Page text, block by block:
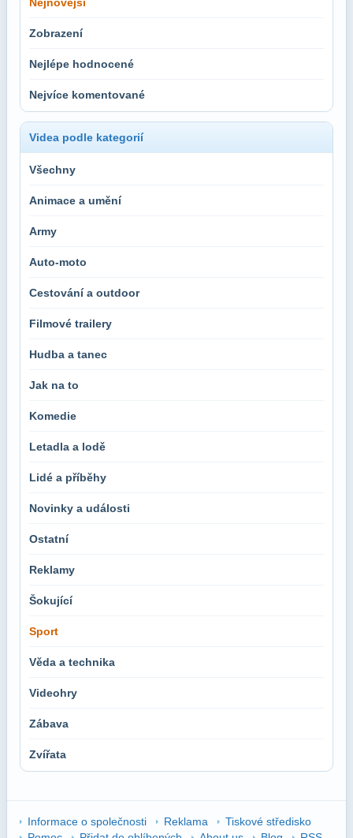
Nejnovější
Zobrazení
Nejlépe hodnocené
Nejvíce komentované
Videa podle kategorií
Všechny
Animace a umění
Army
Auto-moto
Cestování a outdoor
Filmové trailery
Hudba a tanec
Jak na to
Komedie
Letadla a lodě
Lidé a příběhy
Novinky a události
Ostatní
Reklamy
Šokující
Sport
Věda a technika
Videohry
Zábava
Zvířata
Informace o společnosti Reklama
Tiskové středisko